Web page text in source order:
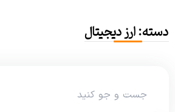
دسته:ارز دیجیتال